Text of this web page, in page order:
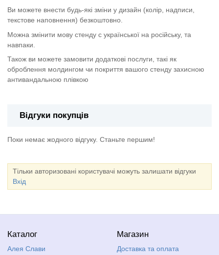
Ви можете внести будь-які зміни у дизайн (колір, надписи,
текстове наповнення) безкоштовно.
Можна змінити мову стенду с української на російську, та
навпаки.
Також ви можете замовити додаткові послуги, такі як
оброблення молдингом чи покриття вашого стенду захисною
антивандальною плівкою
Відгуки покупців
Поки немає жодного відгуку. Станьте першим!
Тільки авторизовані користувачі можуть залишати відгуки
Вхід
Каталог
Алея Слави
Магазин
Доставка та оплата